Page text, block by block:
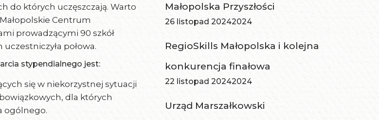
do których uczęszczają. Warto
Centrum
prowadzącymi 90 szkół
połowa.
stypendialnego jest:
się w niekorzystnej sytuacji
dla których
ogólnego.
Małopolska Przyszłości
26 listopad 20242024
RegioSkills Małopolska i kolejna
konkurencja finałowa
22 listopad 20242024
Urząd Marszałkowski